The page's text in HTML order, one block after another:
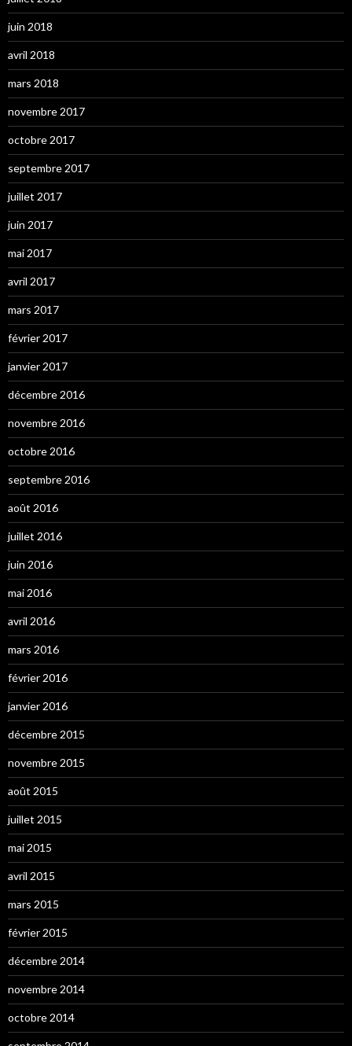
juin 2018
avril 2018
mars 2018
novembre 2017
octobre 2017
septembre 2017
juillet 2017
juin 2017
mai 2017
avril 2017
mars 2017
février 2017
janvier 2017
décembre 2016
novembre 2016
octobre 2016
septembre 2016
août 2016
juillet 2016
juin 2016
mai 2016
avril 2016
mars 2016
février 2016
janvier 2016
décembre 2015
novembre 2015
août 2015
juillet 2015
mai 2015
avril 2015
mars 2015
février 2015
décembre 2014
novembre 2014
octobre 2014